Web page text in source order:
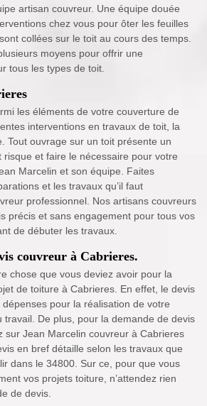
artisan couvreur. Une équipe douée
chez vous pour ôter les feuilles
collées sur le toit au cours des temps.
moyens pour offrir une
tous les types de toit.
les éléments de votre couverture de
interventions en travaux de toit, la
Tout ouvrage sur un toit présente un
risque et faire le nécessaire pour votre
Marcelin et son équipe. Faites
et les travaux qu’il faut
professionnel. Nos artisans couvreurs
précis et sans engagement pour tous vos
de débuter les travaux.
couvreur à Cabrieres.
chose que vous deviez avoir pour la
de toiture à Cabrieres. En effet, le devis
pour la réalisation de votre
travail. De plus, pour la demande de devis
sur Jean Marcelin couvreur à Cabrieres
en bref détaille selon les travaux que
dans le 34800. Sur ce, pour que vous
vos projets toiture, n’attendez rien
de devis.